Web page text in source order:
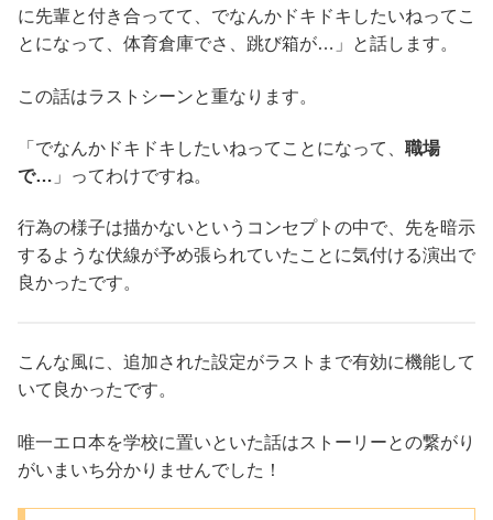
に先輩と付き合ってて、でなんかドキドキしたいねってこ
とになって、体育倉庫でさ、跳び箱が…」と話します。
この話はラストシーンと重なります。
「でなんかドキドキしたいねってことになって、 職場
で… 」ってわけですね。
行為の様子は描かないというコンセプトの中で、先を暗示
するような伏線が予め張られていたことに気付ける演出で
良かったです。
こんな風に、追加された設定がラストまで有効に機能して
いて良かったです。
唯一エロ本を学校に置いといた話はストーリーとの繋がり
がいまいち分かりませんでした！